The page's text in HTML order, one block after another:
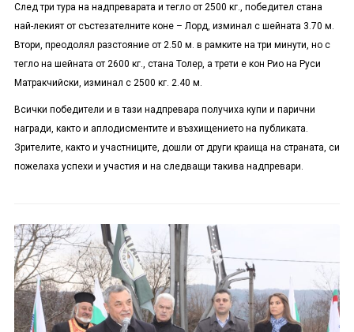
След три тура на надпреварата и тегло от 2500 кг., победител стана
най-лекият от състезателните коне – Лорд, изминал с шейната 3.70 м.
Втори, преодолял разстояние от 2.50 м. в рамките на три минути, но с
тегло на шейната от 2600 кг., стана Толер, а трети е кон Рио на Руси
Матракчийски, изминал с 2500 кг. 2.40 м.
Всички победители и в тази надпревара получиха купи и парични
награди, както и аплодисментите и възхищението на публиката.
Зрителите, както и участниците, дошли от други краища на страната, си
пожелаха успехи и участия и на следващи такива надпревари.